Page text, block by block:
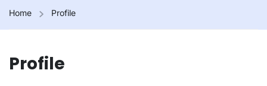
Home Profile
Profile